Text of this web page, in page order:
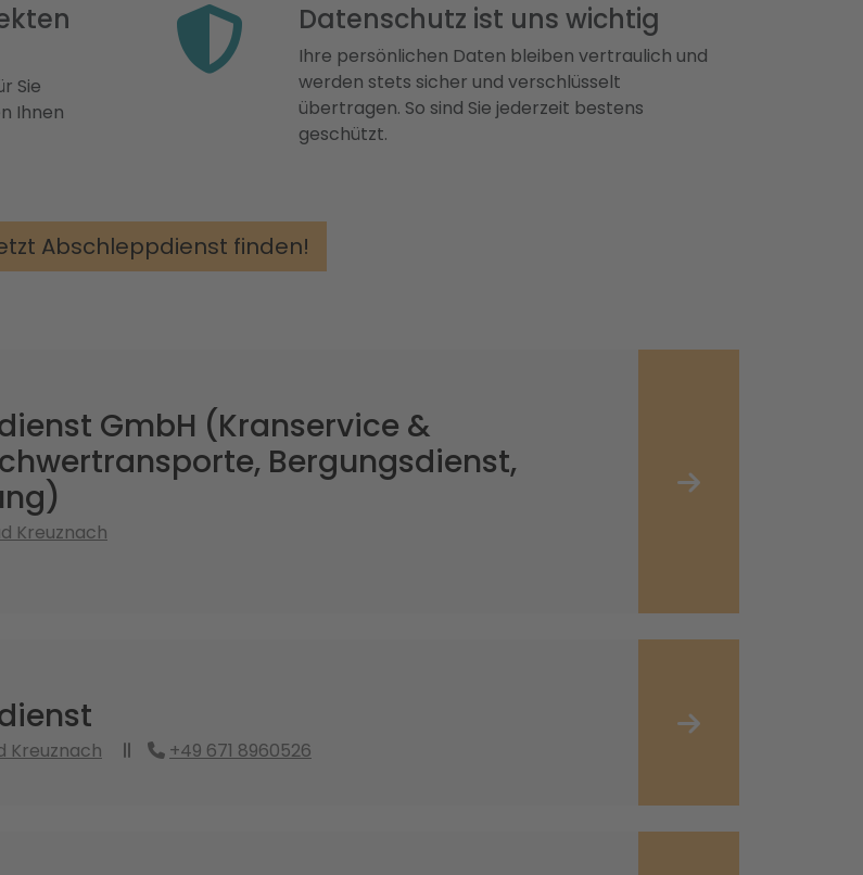
Sie
Ihnen
Datenschutz ist uns wichtig
Ihre persönlichen Daten bleiben vertraulich und
werden stets sicher und verschlüsselt
übertragen. So sind Sie jederzeit bestens
geschützt.
Abschleppdienst finden!
GmbH (Kranservice &
Bergungsdienst,
Kreuznach
Kreuznach +49 671 8960526